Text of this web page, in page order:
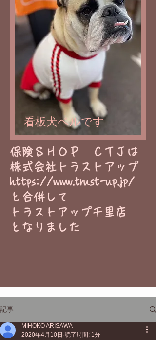
看板犬ベルです
​保険ＳＨＯＰ ＣＴＪは
株式会社トラストアップ
https://www.trust-up.jp/
と合併して
トラストアップ千里店
​となりました
記事
MIHOKO ARISAWA
2020年4月10日 読了時間: 1分